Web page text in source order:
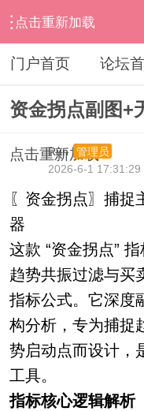
点击重新加载
› 通达信指标公式 › 副
门户首页 论坛
资金拐点副图+
点击重新加载
Run
管理员
2026-6-1 17:31:29
〖资金拐点〗捕捉
器
这款 “资金拐点”
趋势共振过滤与买
指标公式。它深度
构分析，专为捕捉
势启动点而设计，
工具。
指标核心逻辑解析